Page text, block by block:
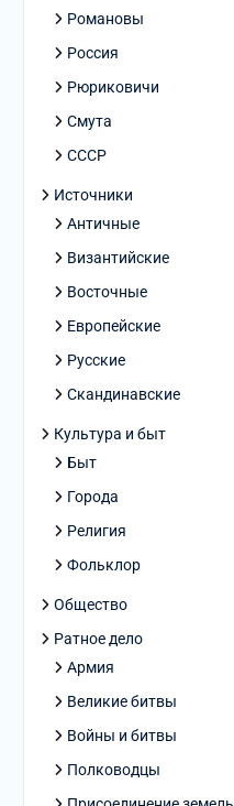
Романовы
Россия
Рюриковичи
Смута
СССР
Источники
Античные
Византийские
Восточные
Европейские
Русские
Скандинавские
Культура и быт
Быт
Города
Религия
Фольклор
Общество
Ратное дело
Армия
Великие битвы
Войны и битвы
Полководцы